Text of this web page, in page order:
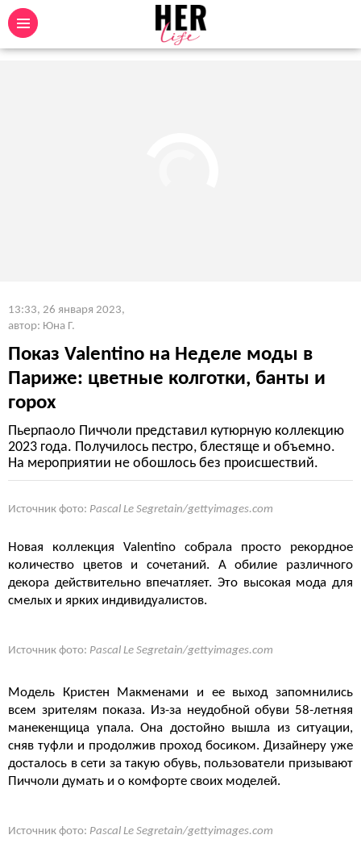
13:33, 26 января 2023,
автор: Юна Г.
Показ Valentino на Неделе моды в
Париже: цветные колготки, банты и
горох
Пьерпаоло Пиччоли представил кутюрную коллекцию
2023 года. Получилось пестро, блестяще и объемно.
На мероприятии не обошлось без происшествий.
Источник фото: Pascal Le Segretain/gettyimages.com
Новая коллекция Valentino собрала просто рекордное
количество цветов и сочетаний. А обилие различного
декора действительно впечатляет. Это высокая мода для
смелых и ярких индивидуалистов.
Источник фото: Pascal Le Segretain/gettyimages.com
Модель Кристен Макменами и ее выход запомнились
всем зрителям показа. Из-за неудобной обуви 58-летняя
манекенщица упала. Она достойно вышла из ситуации,
сняв туфли и продолжив проход босиком. Дизайнеру уже
досталось в сети за такую обувь, пользователи призывают
Пиччоли думать и о комфорте своих моделей.
Источник фото: Pascal Le Segretain/gettyimages.com